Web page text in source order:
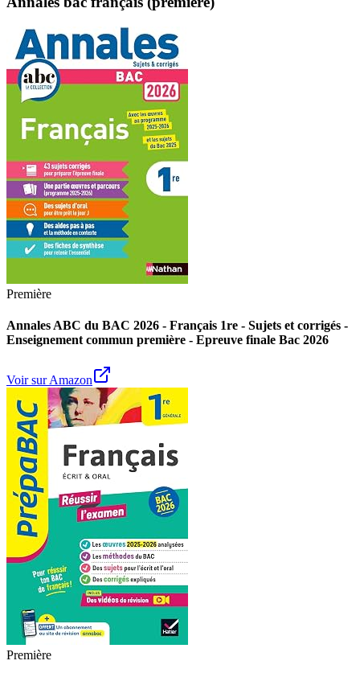
Première
Annales ABC du BAC 2026 - Français 1re - Sujets et corrigés -
Enseignement commun première - Epreuve finale Bac 2026
Voir sur Amazon
Première